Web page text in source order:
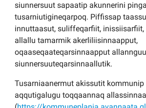
siunnersuut sapaatip akunnerini
tusarniutigineqarpoq. Piffissap
innuttaasut, suliffeqarfiit,
allallu tamarmik akerliliisinnaapput,
oqaaseqaateqarsinnaapput
siunnersuuteqarsinnaallutik.
Tusarniaanermut akissutit
aqqutigalugu toqqaannaq